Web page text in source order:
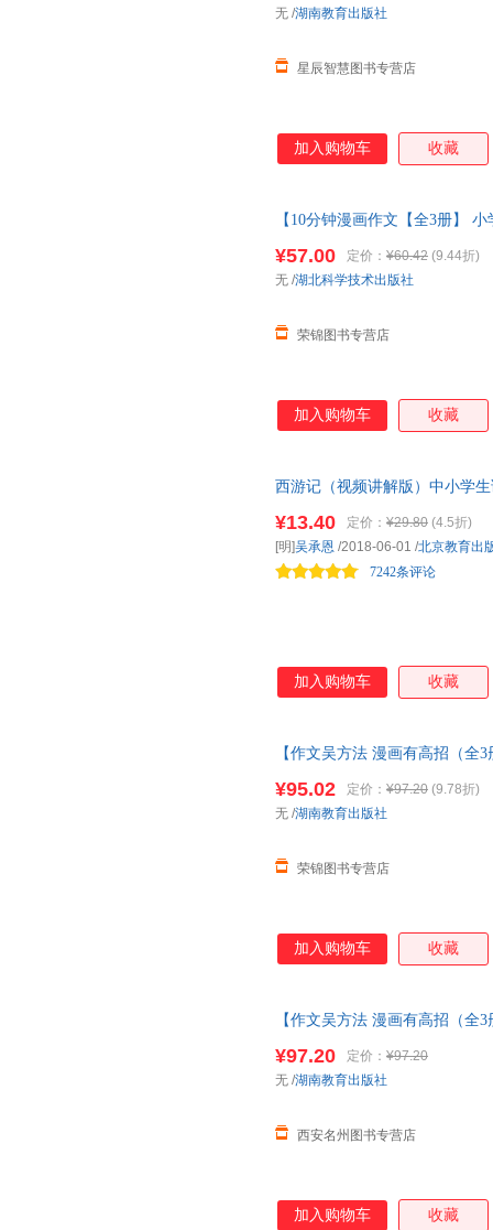
星辰智慧图书专营店
无 /湖南教育出版社
加入购物车 收藏
【10分钟漫画作文【全3册】
¥57.00 定价： ¥60.42 (9.44折)
荣锦图书专营店
无 /湖北科学技术出版社
加入购物车 收藏
西游记（视频讲解版）中小学
¥13.40 定价： ¥29.80 (4.5折)
7242条评论
[明]吴承恩 /2018-06-01 /北京教育出
加入购物车 收藏
【作文吴方法 漫画有高招（全
下单，本店所有商品均可开票】
¥95.02 定价： ¥97.20 (9.78折)
荣锦图书专营店
无 /湖南教育出版社
加入购物车 收藏
【作文吴方法 漫画有高招（全
下单，本店所有商品均可开票】
¥97.20 定价： ¥97.20
西安名州图书专营店
无 /湖南教育出版社
加入购物车 收藏